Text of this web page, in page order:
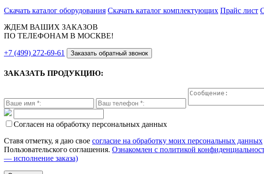
Скачать каталог оборудования Скачать каталог комплектующих Прайс лист
ЖДЕМ ВАШИХ ЗАКАЗОВ
ПО ТЕЛЕФОНАМ В МОСКВЕ!
+7 (499) 272-69-61 Заказать обратный звонок
ЗАКАЗАТЬ ПРОДУКЦИЮ:
Согласен на обработку персональных данных
Ставя отметку, я даю свое согласие на обработку моих персональных данных
Пользовательского соглашения. Ознакомлен с политикой
— исполнение заказа)